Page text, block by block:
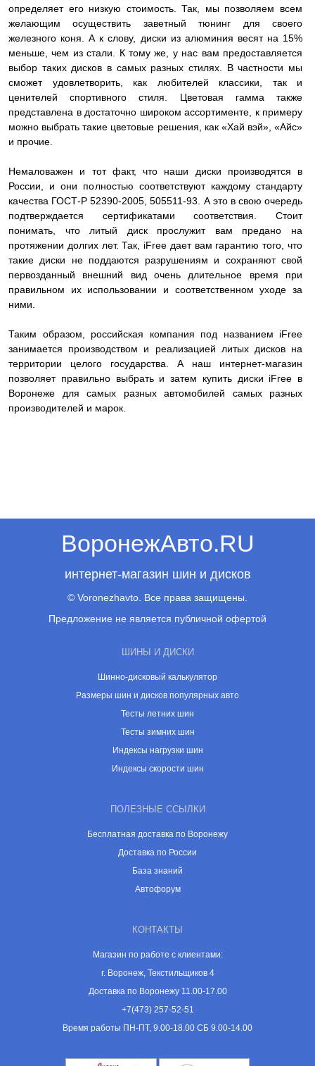
определяет его низкую стоимость. Так, мы позволяем всем
желающим осуществить заветный тюнинг для своего
железного коня. А к слову, диски из алюминия весят на 15%
меньше, чем из стали. К тому же, у нас вам предоставляется
выбор таких дисков в самых разных стилях. В частности мы
сможет удовлетворить, как любителей классики, так и
ценителей спортивного стиля. Цветовая гамма также
представлена в достаточно широком ассортименте, к примеру
можно выбрать такие цветовые решения, как «Хай вэй», «Айс»
и прочие.
Немаловажен и тот факт, что наши диски производятся в
России, и они полностью соответствуют каждому стандарту
качества ГОСТ-Р 52390-2005, 505511-93. А это в свою очередь
подтверждается сертификатами соответствия. Стоит
понимать, что литый диск прослужит вам предано на
протяжении долгих лет. Так, iFree дает вам гарантию того, что
такие диски не поддаются разрушениям и сохраняют свой
первозданный внешний вид очень длительное время при
правильном их использовании и соответственном уходе за
ними.
Таким образом, российская компания под названием iFree
занимается производством и реализацией литых дисков на
территории целого государства. А наш интернет-магазин
позволяет правильно выбрать и затем купить диски iFree в
Воронеже для самых разных автомобилей самых разных
производителей и марок.
ВоронежАвто.RU
интернет-магазин шин и дисков
© Voronezhavto. Все права защищены.
Предложение не является публичной офертой
ШИНЫ И ДИСКИ
Шинно-дисковый калькулятор
Размеры шин и дисков популярных авто
Тесты летних шин
Тесты зимних шин
Индексы нагрузки шин
Индексы скорости шин
ПОЛЕЗНЫЕ ССЫЛКИ
Бесплатная доставка по Воронежу
Доставка по России
База знаний
Автофорум
КОНТАКТЫ
Магазин по работе с клиентами:
г. Воронеж, Текстильщиков 4
Доставка по Воронежу 11.00-17.00
+7(473) 257-52-51
Время работы ПН-ПТ, 9.00-18.00 СБ 9.00-14.00